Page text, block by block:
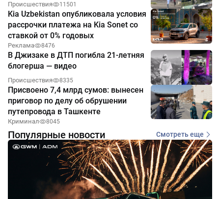
Происшествия 11501
Kia Uzbekistan опубликовала условия
рассрочки платежа на Kia Sonet со
ставкой от 0% годовых
Реклама 8476
В Джизаке в ДТП погибла 21-летняя
блогерша — видео
Происшествия 8335
Присвоено 7,4 млрд сумов: вынесен
приговор по делу об обрушении
путепровода в Ташкенте
Криминал 8045
Популярные новости Смотреть еще